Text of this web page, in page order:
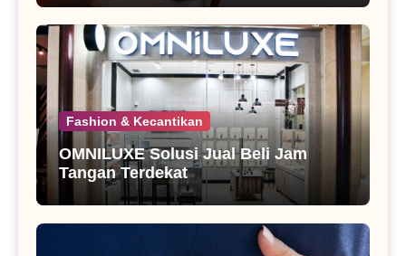
Fashion & Kecantikan
OMNILUXE Solusi Jual Beli Jam
Tangan Terdekat